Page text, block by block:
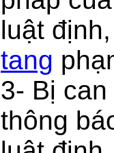
luật
tang
3- Bị
thông